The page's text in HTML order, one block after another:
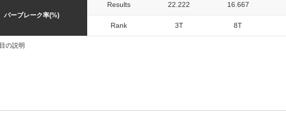
パーブレーク率(%)
Results 22.222 16.667
Rank 3T 8T
の説明